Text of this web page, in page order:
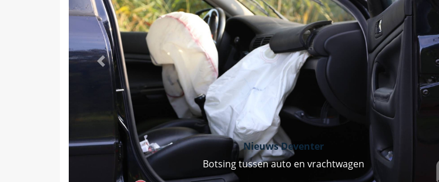
Nieuws Deventer
Botsing tussen auto en vrachtwagen
Vorige